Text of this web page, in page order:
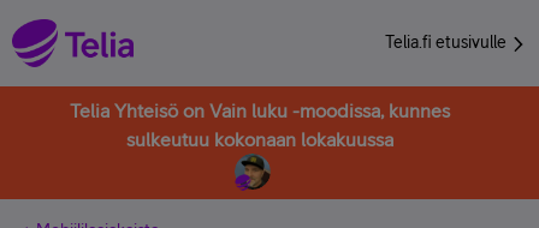
Telia.fi etusivulle
Telia Yhteisö on Vain luku -moodissa, kunnes
sulkeutuu kokonaan lokakuussa